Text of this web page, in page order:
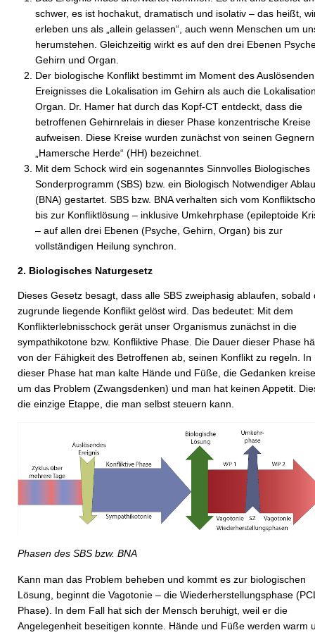
schwer, es ist hochakut, dramatisch und isolativ – das heißt,
erleben uns als „allein gelassen“, auch wenn Menschen um
herumstehen. Gleichzeitig wirkt es auf den drei Ebenen
Gehirn und Organ.
Der biologische Konflikt bestimmt im Moment des Auslösenden
Ereignisses die Lokalisation im Gehirn als auch die
Organ. Dr. Hamer hat durch das Kopf-CT entdeckt, dass die
betroffenen Gehirnrelais in dieser Phase konzentrische Kreise
aufweisen. Diese Kreise wurden zunächst von seinen
„Hamersche Herde“ (HH) bezeichnet.
Mit dem Schock wird ein sogenanntes Sinnvolles Biologisches
Sonderprogramm (SBS) bzw. ein Biologisch Notwendiger
(BNA) gestartet. SBS bzw. BNA verhalten sich vom
bis zur Konfliktlösung – inklusive Umkehrphase (epileptoide
– auf allen drei Ebenen (Psyche, Gehirn, Organ) bis zur
vollständigen Heilung synchron.
2. Biologisches Naturgesetz
Dieses Gesetz besagt, dass alle SBS zweiphasig ablaufen, sobald
zugrunde liegende Konflikt gelöst wird. Das bedeutet: Mit dem
Konflikterlebnisschock gerät unser Organismus zunächst in die
sympathikotone bzw. Konfliktive Phase. Die Dauer dieser Phase
von der Fähigkeit des Betroffenen ab, seinen Konflikt zu regeln. In
dieser Phase hat man kalte Hände und Füße, die Gedanken
um das Problem (Zwangsdenken) und man hat keinen Appetit.
die einzige Etappe, die man selbst steuern kann.
Phasen des SBS bzw. BNA
Kann man das Problem beheben und kommt es zur biologischen
Lösung, beginnt die Vagotonie – die Wiederherstellungsphase
Phase). In dem Fall hat sich der Mensch beruhigt, weil er die
Angelegenheit beseitigen konnte. Hände und Füße werden warm